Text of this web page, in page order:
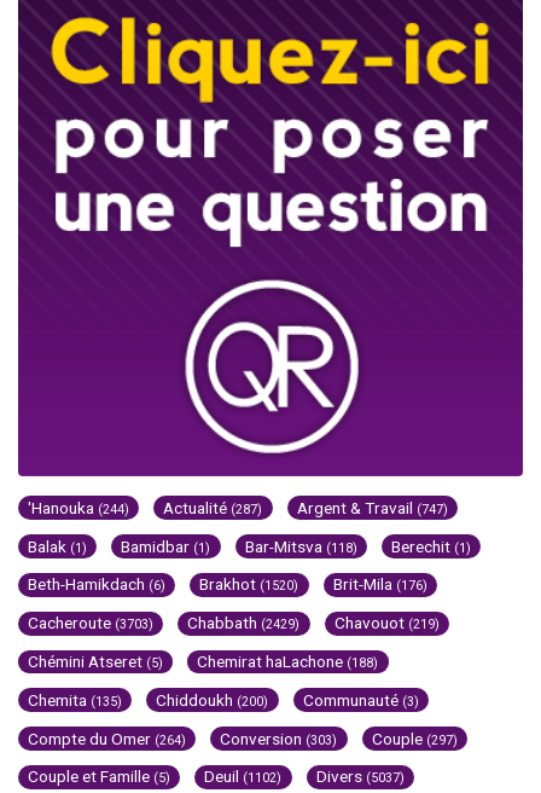
'Hanouka (244) Actualité (287) Argent & Travail (747)
Balak (1) Bamidbar (1) Bar-Mitsva (118) Berechit (1)
Beth-Hamikdach (6) Brakhot (1520) Brit-Mila (176)
Cacheroute (3703) Chabbath (2429) Chavouot (219)
Chémini Atseret (5) Chemirat haLachone (188)
Chemita (135) Chiddoukh (200) Communauté (3)
Compte du Omer (264) Conversion (303) Couple (297)
Couple et Famille (5) Deuil (1102) Divers (5037)